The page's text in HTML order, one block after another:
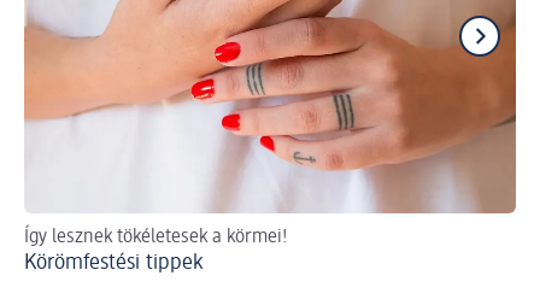
Így lesznek tökéletesek a körmei!
Körömfestési tippek